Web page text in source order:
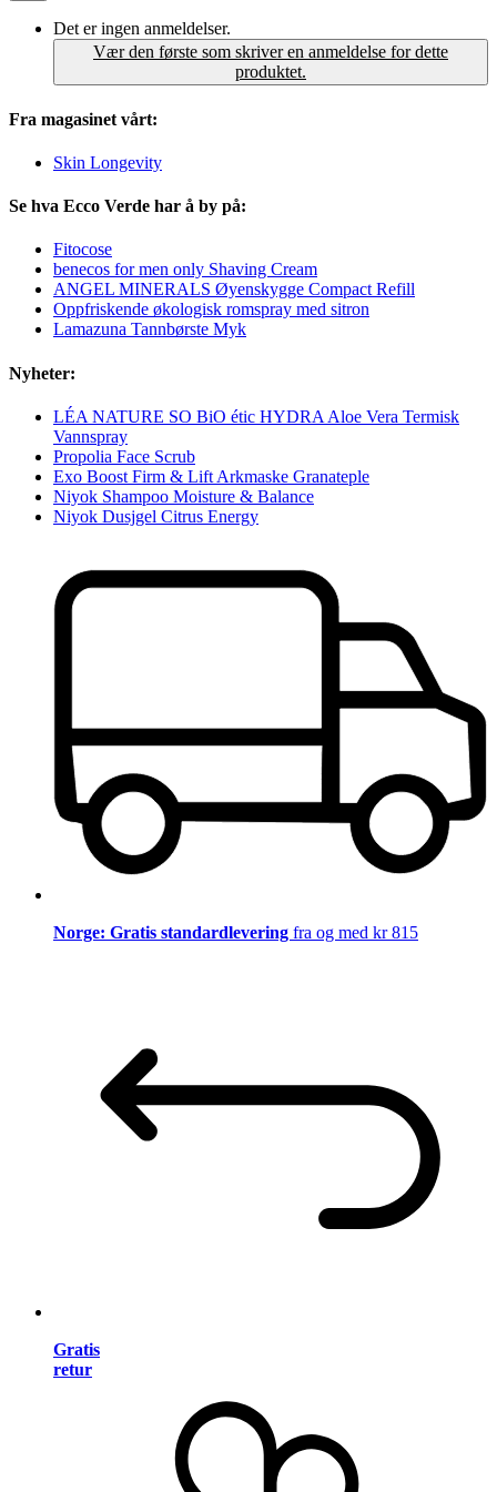
Det er ingen anmeldelser.
Vær den første som skriver en anmeldelse for dette
produktet.
Fra magasinet vårt:
Skin Longevity
Se hva Ecco Verde har å by på:
Fitocose
benecos for men only Shaving Cream
ANGEL MINERALS Øyenskygge Compact Refill
Oppfriskende økologisk romspray med sitron
Lamazuna Tannbørste Myk
Nyheter:
LÉA NATURE SO BiO étic HYDRA Aloe Vera Termisk
Vannspray
Propolia Face Scrub
Exo Boost Firm & Lift Arkmaske Granateple
Niyok Shampoo Moisture & Balance
Niyok Dusjgel Citrus Energy
Norge: Gratis standardlevering fra og med kr 815
Gratis
retur